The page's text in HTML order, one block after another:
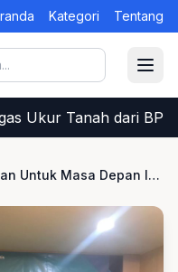
Kategori Tentang
Tanah dari BPN
Transformasi Pendidikan Untuk Masa Depan Indonesia Maju